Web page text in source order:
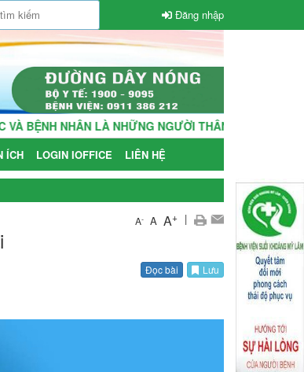
Đăng nhập
LÀ NHỮNG NGƯỜI THÂN TRONG GIA ĐÌNH!
ÍCH LOGIN IOFFICE LIÊN HỆ
A- A A+ |
Đọc bài Lưu